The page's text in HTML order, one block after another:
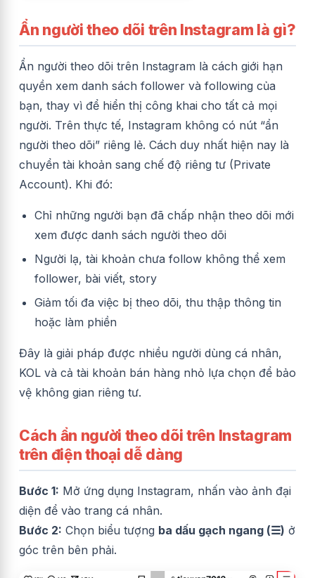
Ẩn người theo dõi trên Instagram là gì?
Ẩn người theo dõi trên Instagram là cách giới hạn
quyền xem danh sách follower và following của
bạn, thay vì để hiển thị công khai cho tất cả mọi
người. Trên thực tế, Instagram không có nút “ẩn
người theo dõi” riêng lẻ. Cách duy nhất hiện nay là
chuyển tài khoản sang chế độ riêng tư (Private
Account). Khi đó:
Chỉ những người bạn đã chấp nhận theo dõi mới
xem được danh sách người theo dõi
Người lạ, tài khoản chưa follow không thể xem
follower, bài viết, story
Giảm tối đa việc bị theo dõi, thu thập thông tin
hoặc làm phiền
Đây là giải pháp được nhiều người dùng cá nhân,
KOL và cả tài khoản bán hàng nhỏ lựa chọn để bảo
vệ không gian riêng tư.
Cách ẩn người theo dõi trên Instagram
trên điện thoại dễ dàng
Bước 1: Mở ứng dụng Instagram, nhấn vào ảnh đại
diện để vào trang cá nhân.
Bước 2: Chọn biểu tượng ba dấu gạch ngang (☰) ở
góc trên bên phải.